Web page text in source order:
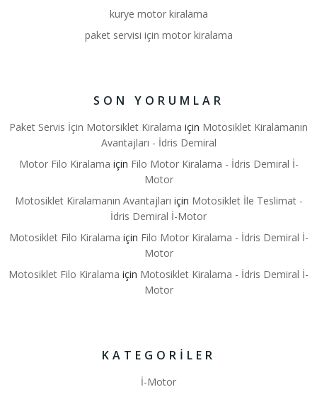
kurye motor kiralama
paket servisi için motor kiralama
SON YORUMLAR
Paket Servis İçin Motorsiklet Kiralama için Motosiklet Kiralamanın
Avantajları - İdris Demiral
Motor Filo Kiralama için Filo Motor Kiralama - İdris Demiral İ-
Motor
Motosiklet Kiralamanın Avantajları için Motosiklet İle Teslimat -
İdris Demiral İ-Motor
Motosiklet Filo Kiralama için Filo Motor Kiralama - İdris Demiral İ-
Motor
Motosiklet Filo Kiralama için Motosiklet Kiralama - İdris Demiral İ-
Motor
KATEGORILER
İ-Motor